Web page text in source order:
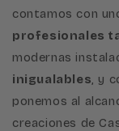
contamos con
profesionales
modernas
inigualables, y
ponemos al
creaciones de